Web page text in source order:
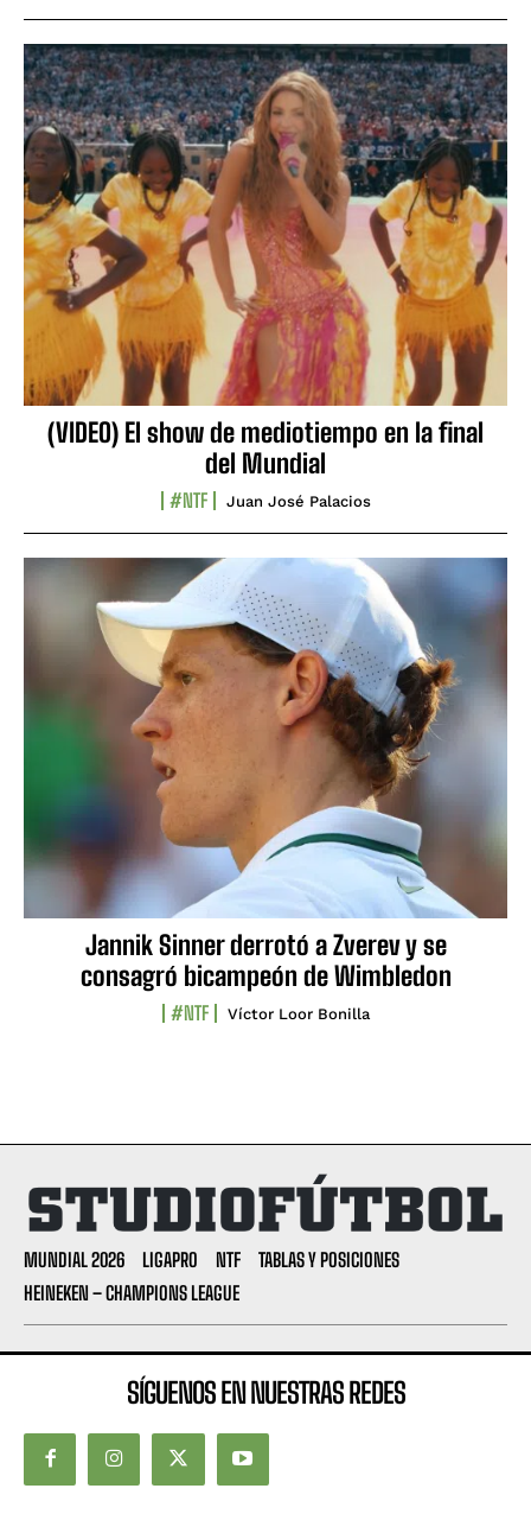
(VIDEO) El show de mediotiempo en la final
del Mundial
#NTF Juan José Palacios
Jannik Sinner derrotó a Zverev y se
consagró bicampeón de Wimbledon
#NTF Víctor Loor Bonilla
MUNDIAL 2026 LIGAPRO NTF
TABLAS Y POSICIONES
HEINEKEN – CHAMPIONS LEAGUE
SÍGUENOS EN NUESTRAS REDES